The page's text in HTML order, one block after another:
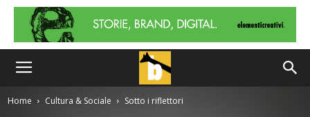
Home Cultura & Sociale Sotto i riflettori